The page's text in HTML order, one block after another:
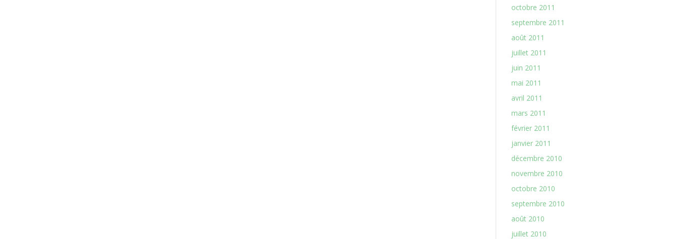
octobre 2011
septembre 2011
août 2011
juillet 2011
juin 2011
mai 2011
avril 2011
mars 2011
février 2011
janvier 2011
décembre 2010
novembre 2010
octobre 2010
septembre 2010
août 2010
juillet 2010